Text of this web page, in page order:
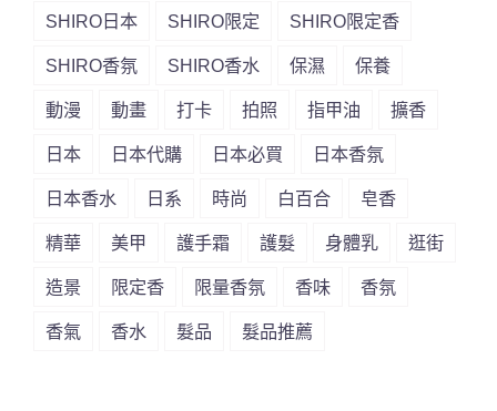
SHIRO日本 SHIRO限定 SHIRO限定香
SHIRO香氛 SHIRO香水 保濕 保養
動漫 動畫 打卡 拍照 指甲油 擴香
日本 日本代購 日本必買 日本香氛
日本香水 日系 時尚 白百合 皂香
精華 美甲 護手霜 護髮 身體乳 逛街
造景 限定香 限量香氛 香味 香氛
香氣 香水 髮品 髮品推薦